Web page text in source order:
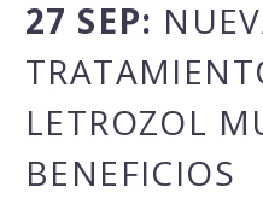
27 SEP:
LETROZOL
BENEFICIOS